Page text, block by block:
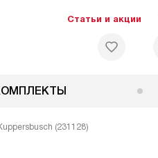
Статьи и акции
(231128)